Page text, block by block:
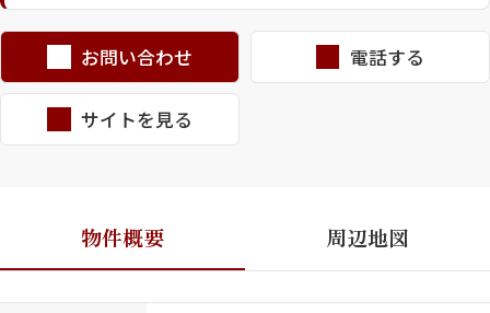
シャーメゾンとは
シャーメゾンセレクショ
ン
ルームツアー
お問い合わせ 電話する
サイトを見る
物件概要 周辺地図